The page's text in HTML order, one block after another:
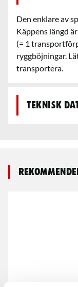
Den enklare av
Käppens längd
(= 1
ryggböjningar.
transportera.
Teknisk